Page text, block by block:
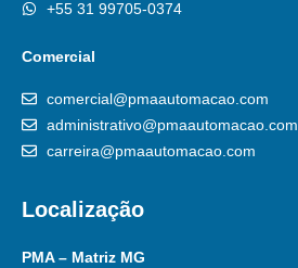
+55 31 99705-0374
Comercial
comercial@pmaautomacao.com
administrativo@pmaautomacao.com
carreira@pmaautomacao.com
Localização
PMA – Matriz MG